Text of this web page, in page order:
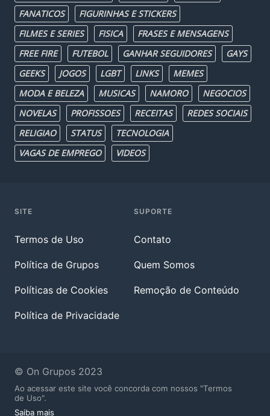
FANATICOS
FIGURINHAS E STICKERS
FILMES E SERIES
FISICA
FRASES E MENSAGENS
FREE FIRE
FUTEBOL GANHAR SEGUIDORES
GAYS
GEEKS
JOGOS LGBT LINKS
MEMES
MODA E BELEZA
MUSICAS NAMORO
NEGOCIOS
NOVELAS
PROFISSOES RECEITAS
REDES SOCIAIS
RELIGIAO
STATUS
TECNOLOGIA
VAGAS DE EMPREGO
VIDEOS
SITE
Termos de Uso
Política de Grupos
Políticas de Cookies
Política de Privacidade
SUPORTE
Contato
Quem Somos
Remoção de Conteúdo
© On Grupos 2023
Ao acessar este site você concorda com nossos "Termos
de Uso".
Saiba mais